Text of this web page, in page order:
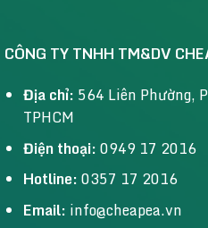
CÔNG TY TNHH TM&DV
Địa chỉ: 564 Liên Phường,
TPHCM
Điện thoại:0949 17 2016
Hotline:0357 17 2016
Email: info@cheapea.vn